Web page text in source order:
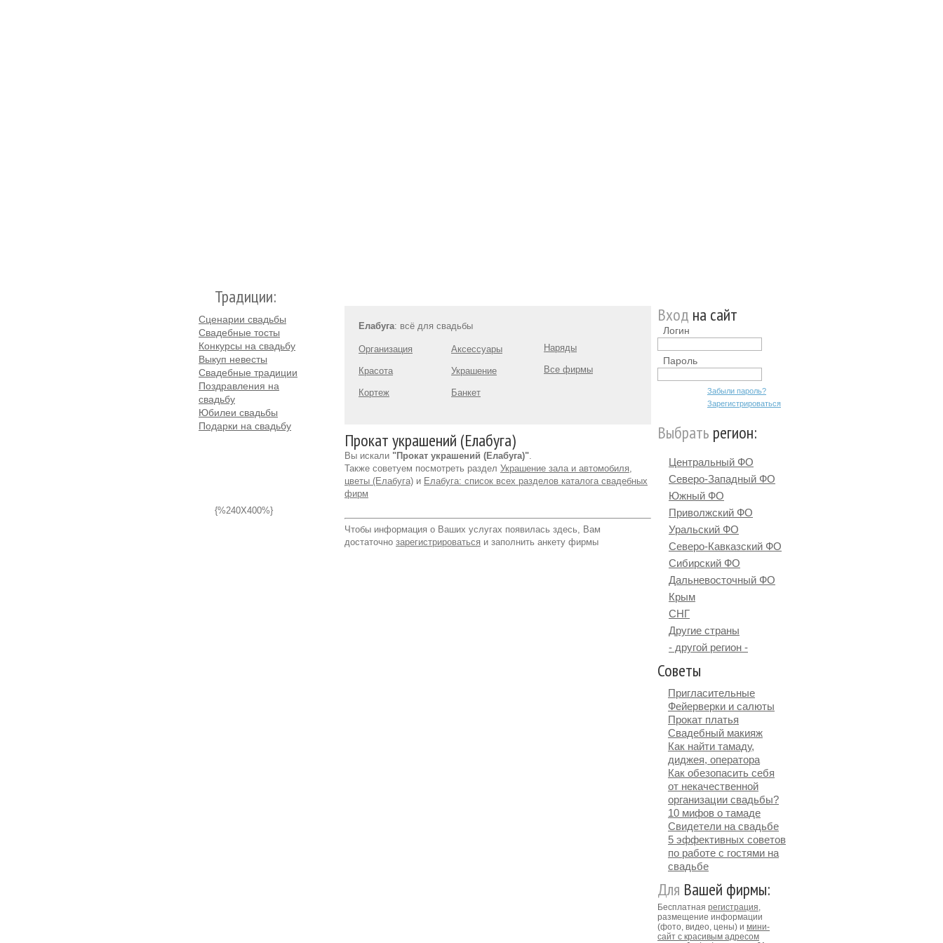
Традиции:
Сценарии свадьбы
Свадебные тосты
Конкурсы на свадьбу
Выкуп невесты
Свадебные традиции
Поздравления на
свадьбу
Юбилеи свадьбы
Подарки на свадьбу
{%240X400%}
Елабуга: всё для свадьбы
Организация
Красота
Кортеж
Аксессуары
Украшение
Банкет
Наряды
Все фирмы
Прокат украшений (Елабуга)
Вы искали "Прокат украшений (Елабуга)".
Также советуем посмотреть раздел Украшение зала и автомобиля,
цветы (Елабуга) и Елабуга: список всех разделов каталога свадебных
фирм
Чтобы информация о Ваших услугах появилась здесь, Вам
достаточно зарегистрироваться и заполнить анкету фирмы
Вход на сайт
Логин
Пароль
Забыли пароль?
Зарегистрироваться
Выбрать регион:
Центральный ФО
Северо-Западный ФО
Южный ФО
Приволжский ФО
Уральский ФО
Северо-Кавказский ФО
Сибирский ФО
Дальневосточный ФО
Крым
СНГ
Другие страны
- другой регион -
Советы
Пригласительные
Фейерверки и салюты
Прокат платья
Свадебный макияж
Как найти тамаду,
диджея, оператора
Как обезопасить себя
от некачественной
организации свадьбы?
10 мифов о тамаде
Свидетели на свадьбе
5 эффективных советов
по работе с гостями на
свадьбе
Для Вашей фирмы:
Бесплатная регистрация,
размещение информации
(фото, видео, цены) и мини-
сайт с красивым адресом